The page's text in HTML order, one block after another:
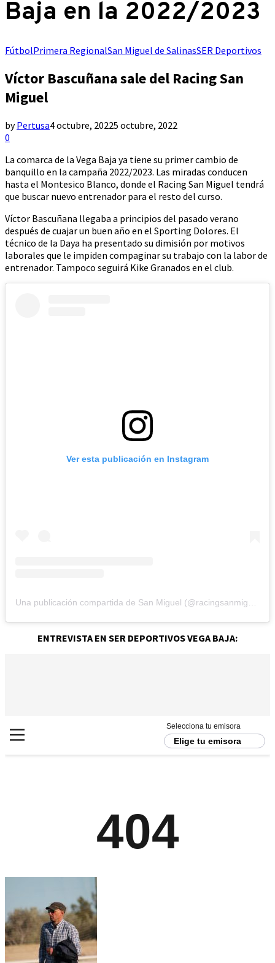
Baja en la 2022/2023
FútbolPrimera RegionalSan Miguel de SalinasSER Deportivos
Víctor Bascuñana sale del Racing San
Miguel
byPertusa4 octubre, 20225 octubre, 2022
0
La comarca de la Vega Baja ya tiene su primer cambio de
banquillo en la campaña 2022/2023. Las miradas conducen
hasta el Montesico Blanco, donde el Racing San Miguel tendrá
que buscar nuevo entrenador para el resto del curso.
Víctor Bascuñana llegaba a principios del pasado verano
después de cuajar un buen año en el Sporting Dolores. El
técnico de la Daya ha presentado su dimisión por motivos
laborales que le impiden compaginar su trabajo con la labor de
entrenador. Tampoco seguirá Kike Granados en el club.
Ver esta publicación en Instagram
Una publicación compartida de San Miguel (@racingsanmiguel)
ENTREVISTA EN SER DEPORTIVOS VEGA BAJA: